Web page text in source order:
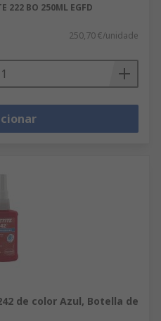
222 BO 250ML EGFD
250,70 €/unidade
de color Azul, Botella de